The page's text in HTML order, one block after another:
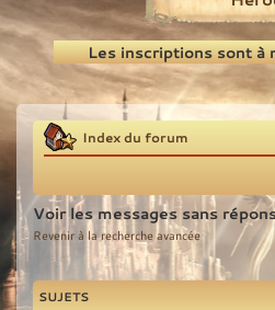
Recherche
Les inscriptions sont à
Index du forum
Voir les messages sans
Revenir à la recherche avancée
SUJETS